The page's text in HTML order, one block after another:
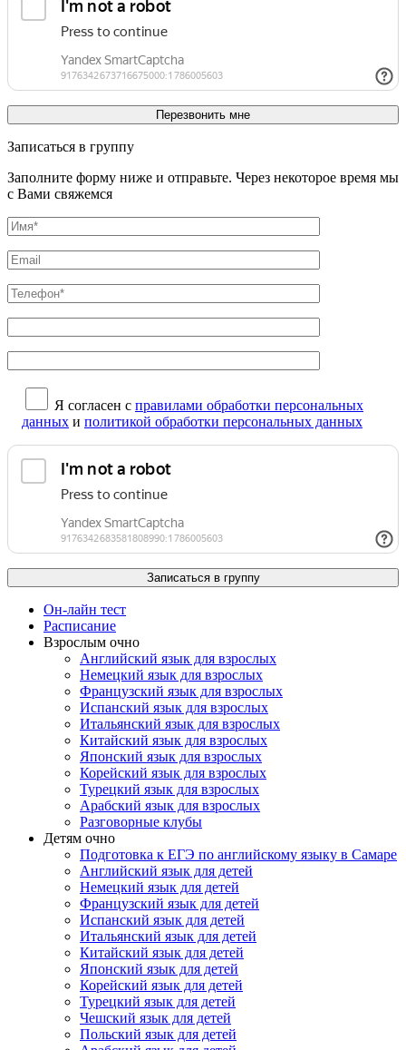
Записаться в группу
Заполните форму ниже и отправьте. Через некоторое время мы
с Вами свяжемся
Я согласен с правилами обработки персональных
данных и политикой обработки персональных данных
Он-лайн тест
Расписание
Взрослым очно
Английский язык для взрослых
Немецкий язык для взрослых
Французский язык для взрослых
Испанский язык для взрослых
Итальянский язык для взрослых
Китайский язык для взрослых
Японский язык для взрослых
Корейский язык для взрослых
Турецкий язык для взрослых
Арабский язык для взрослых
Разговорные клубы
Детям очно
Подготовка к ЕГЭ по английскому языку в Самаре
Английский язык для детей
Немецкий язык для детей
Французский язык для детей
Испанский язык для детей
Итальянский язык для детей
Китайский язык для детей
Японский язык для детей
Корейский язык для детей
Турецкий язык для детей
Чешский язык для детей
Польский язык для детей